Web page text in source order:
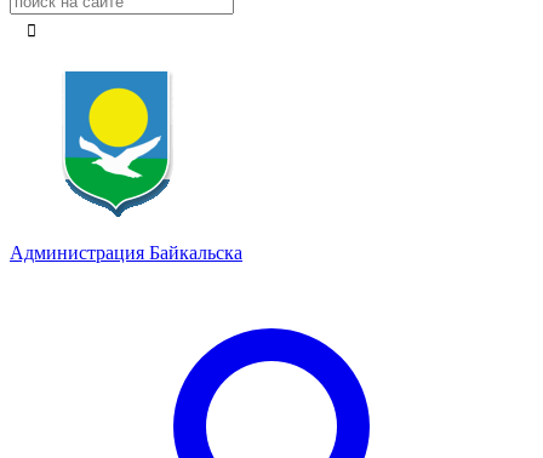
Администрация Байкальска